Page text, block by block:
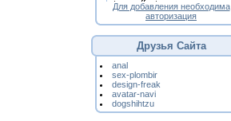
Для добавления необходима
авторизация
Друзья Сайта
anal
sex-plombir
design-freak
avatar-navi
dogshihtzu